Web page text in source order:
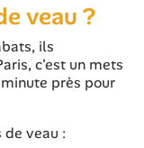
veau ?
ils
c'est un mets
près pour
veau :